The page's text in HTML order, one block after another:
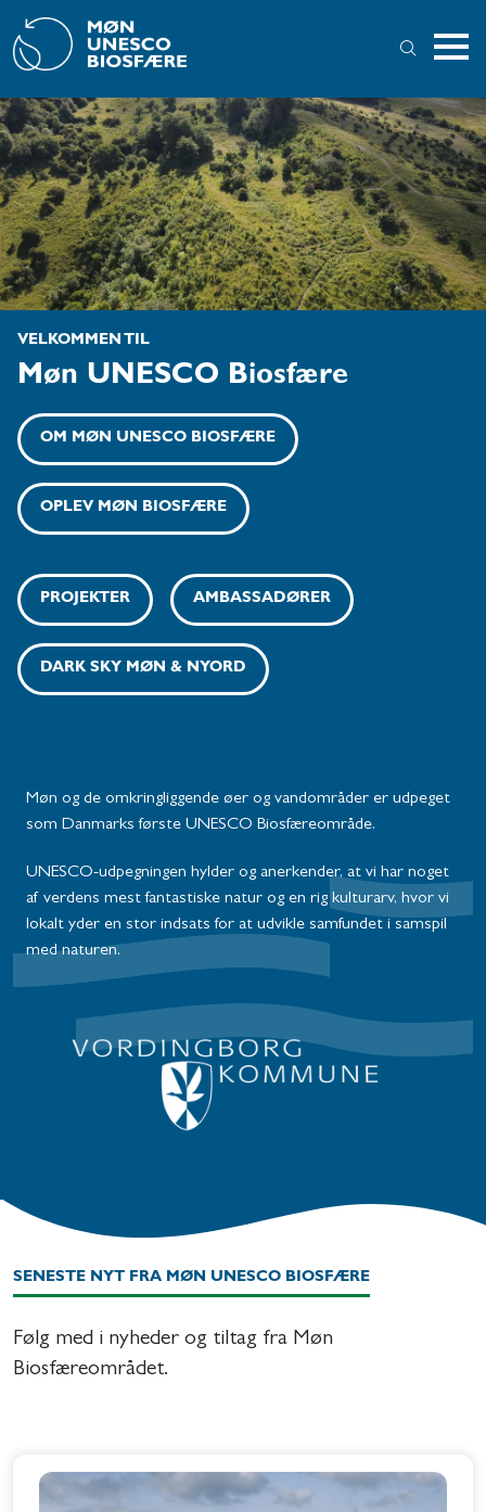
VELKOMMEN TIL
Møn UNESCO Biosfære
OM MØN UNESCO BIOSFÆRE
OPLEV MØN BIOSFÆRE
PROJEKTER AMBASSADØRER
DARK SKY MØN & NYORD
Møn og de omkringliggende øer og vandområder er udpeget
som Danmarks første UNESCO Biosfæreområde.
UNESCO-udpegningen hylder og anerkender, at vi har noget
af verdens mest fantastiske natur og en rig kulturarv, hvor vi
lokalt yder en stor indsats for at udvikle samfundet i samspil
med naturen.
SENESTE NYT FRA MØN UNESCO BIOSFÆRE
Følg med i nyheder og tiltag fra Møn
Biosfæreområdet.